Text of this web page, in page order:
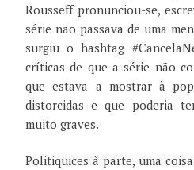
Rousseff pronunciou-se,
série não passava de uma
surgiu o hashtag
críticas de que a série não
que estava a mostrar à
distorcidas e que poderia
muito graves.
Politiquices à parte, uma